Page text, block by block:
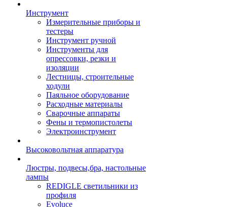
Инструмент
Измерительные приборы и
тестеры
Инструмент ручной
Инструменты для
опрессовки, резки и
изоляции
Лестницы, строительные
ходули
Паяльное оборудование
Расходные материалы
Сварочные аппараты
Фены и термопистолеты
Электроинструмент
Высоковольтная аппаратура
Люстры, подвесы,бра, настольные
лампы
REDIGLE светильники из
профиля
Evoluce